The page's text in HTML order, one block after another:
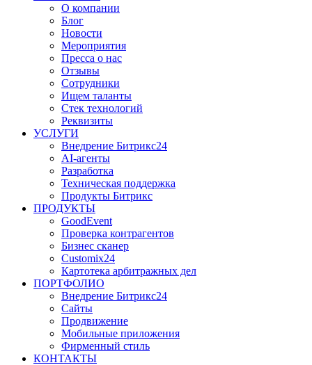
О компании
Блог
Новости
Мероприятия
Пресса о нас
Отзывы
Сотрудники
Ищем таланты
Стек технологий
Реквизиты
УСЛУГИ
Внедрение Битрикс24
AI-агенты
Разработка
Техническая поддержка
Продукты Битрикс
ПРОДУКТЫ
GoodEvent
Проверка контрагентов
Бизнес сканер
Customix24
Картотека арбитражных дел
ПОРТФОЛИО
Внедрение Битрикс24
Сайты
Продвижение
Мобильные приложения
Фирменный стиль
КОНТАКТЫ